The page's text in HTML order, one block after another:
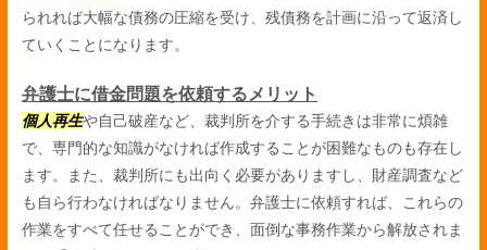
られれば大幅な債務の圧縮を受け、残債務を計画に沿って返済し
ていくことになります。
弁護士に借金問題を依頼するメリット
個人再生や自己破産など、裁判所を介する手続きは非常に煩雑
で、専門的な知識がなければ作成することが困難なものも存在し
ます。また、裁判所にも出向く必要がありますし、財産調査など
も自ら行わなければなりません。弁護士に依頼すれば、これらの
作業をすべて任せることができ、面倒な事務作業から解放されま